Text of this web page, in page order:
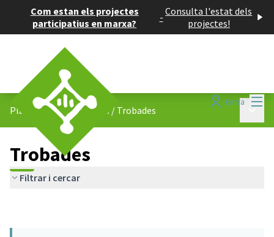
Com estan els projectes
participatius en marxa?
- Consulta l'estat dels
projectes!
Entra
Pla d&#39;Equipaments / Trobades
Trobades
Filtrar i cercar